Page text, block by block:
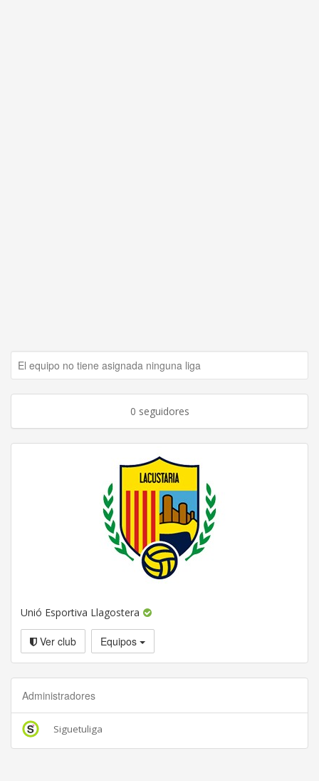
El equipo no tiene asignada ninguna liga
0 seguidores
Unió Esportiva Llagostera
Ver club Equipos
Administradores
Siguetuliga